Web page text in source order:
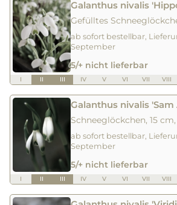
Galanthus nivalis
Gefülltes
ab sofort bestellbar,
September
5/+ nicht lieferbar
I II III IV V VI VII VIII
Galanthus nivalis
Schneeglöckchen, 15
ab sofort bestellbar,
September
5/+ nicht lieferbar
I II III IV V VI VII VIII